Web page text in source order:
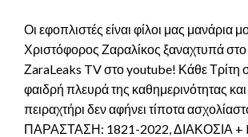
Οι εφοπλιστές είναι φίλοι μας μανάρια
Χριστόφορος Ζαραλίκος ξαναχτυπά στο
ΖaraLeaks TV στο youtube! Κάθε Τρίτη
φαιδρή πλευρά της καθημερινότητας
πειραχτήρι δεν αφήνει τίποτα
ΠΑΡΑΣΤΑΣΗ: 1821-2022, ΔΙΑΚΟΣΙΑ +